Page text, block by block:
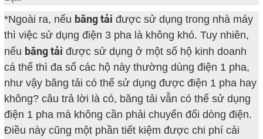
*Ngoài ra, nếu băng tải được sử dụng trong nhà máy
thì việc sử dụng điện 3 pha là không khó. Tuy nhiên,
nếu băng tải được sử dụng ở một số hộ kinh doanh
cá thể thì đa số các hộ này thường dùng điện 1 pha,
như vậy băng tải có thể sử dụng được điện 1 pha hay
không? câu trả lời là có, băng tải vẫn có thể sử dụng
điện 1 pha mà không cần phải chuyển đổi dòng điện.
Điều này cũng một phần tiết kiệm được chi phí cải